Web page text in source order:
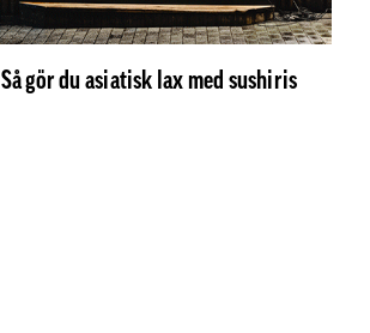
Så gör du asiatisk lax med sushiris